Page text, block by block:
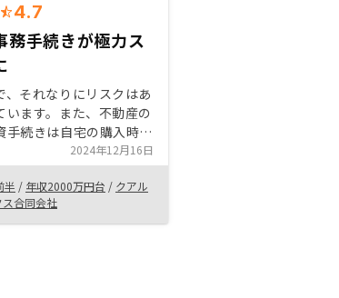
4.7
務手続きが極力ス
、それなりにリスクはあ
います。また、不動産の
手続きは自宅の購入時に
ペーパーワークが多く面
ていました。 リノシー
活用しているので対面で
大幅に少なく、スムーズ
とができました
2024年12月16日
半 / 年収2000万円台 / クアル
ス合同会社